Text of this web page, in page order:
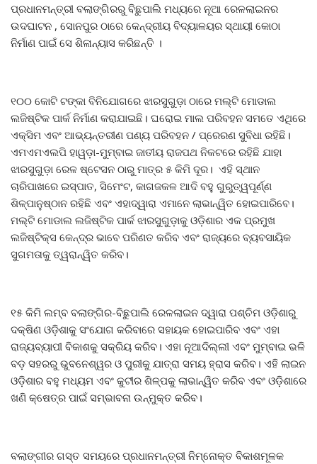
ପ୍ରଧାନମନ୍ତ୍ରୀ ବଲାଙ୍ଗିରରୁ ବିଛୁପାଲି ମଧ୍ୟରେ ନୂଆ ରେଳଲାଇନର
ଉଦଘାଟନ , ସୋନପୁର ଠାରେ କେନ୍ଦ୍ରୀୟ ବିଦ୍ୟାଳୟର ସ୍ଥାୟୀ କୋଠା
ନିର୍ମାଣ ପାଇଁ ସେ ଶିଳାନ୍ୟାସ କରିଛନ୍ତି ।
୧୦୦ କୋଟି ଟଙ୍କା ବିନିଯୋଗରେ ଝାରସୁଗୁଡ଼ା ଠାରେ ମଲ୍ଟି ମୋଡାଲ
ଲଜିଷ୍ଟିକ ପାର୍କ ନିର୍ମାଣ କରାଯାଇଛି। ଘରୋଇ ମାଲ ପରିବହନ ସମତେ ଏଥିରେ
ଏକ୍ସିମ ଏବଂ ଆଭ୍ୟନ୍ତରୀଣ ପଣ୍ୟ ପରିବହନ / ପ୍ରେରଣ ସୁବିଧା ରହିଛି।
ଏମଏମଏଲପି ହାୱଡ଼ା-ମୁମ୍ବାଇ ଜାତୀୟ ରାଜପଥ ନିକଟରେ ରହିଛି ଯାହା
ଝାରସୁଗୁଡ଼ା ରେଳ ଷ୍ଟେସନ ଠାରୁ ମାତ୍ର ୫ କିମି ଦୂର। ଏହି ସ୍ଥାନ
ଚାରିପାଖରେ ଇସ୍ପାତ, ସିମେଂଟ, କାଗଜକଳ ଆଦି ବହୁ ଗୁରୁତ୍ୱପୂର୍ଣ୍ଣ
ଶିଳ୍ପାନୁଷ୍ଠାନ ରହିଛି ଏବଂ ଏହାଦ୍ୱାରା ଏମାନେ ଲାଭାନ୍ୱିତ ହୋଇପାରିବେ।
ମଲ୍ଟି ମୋଡାଲ ଲଜିଷ୍ଟିକ ପାର୍କ ଝାରସୁଗୁଡ଼ାକୁ ଓଡ଼ିଶାର ଏକ ପ୍ରମୁଖ
ଲଜିଷ୍ଟିକ୍ସ କେନ୍ଦ୍ର ଭାବେ ପରିଣତ କରିବ ଏବଂ ରାଜ୍ୟରେ ବ୍ୟବସାୟିକ
ସୁଗମତାକୁ ତ୍ୱରାନ୍ୱିତ କରିବ।
୧୫ କିମି ଲମ୍ବ ବଲାଙ୍ଗିର-ବିଛୁପାଲି ରେଳଲାଇନ ଦ୍ୱାରା ପଶ୍ଚିମ ଓଡ଼ିଶାରୁ
ଦକ୍ଷିଣ ଓଡ଼ିଶାକୁ ସଂଯୋଗ କରିବାରେ ସହାୟକ ହୋଇପାରିବ ଏବଂ ଏହା
ରାଜ୍ୟବ୍ୟାପୀ ବିକାଶକୁ ସକ୍ରିୟ କରିବ। ଏହା ନୂଆଦିଲ୍ଲୀ ଏବଂ ମୁମ୍ବାଇ ଭଳି
ବଡ଼ ସହରରୁ ଭୁବନେଶ୍ୱର ଓ ପୁରୀକୁ ଯାତ୍ରା ସମୟ ହ୍ରାସ କରିବ। ଏହି ଲାଇନ
ଓଡ଼ିଶାର ବହୁ ମଧ୍ୟମ ଏବଂ କୁଟୀର ଶିଳ୍ପକୁ ଲାଭାନ୍ୱିତ କରିବ ଏବଂ ଓଡ଼ିଶାରେ
ଖଣି କ୍ଷେତ୍ର ପାଇଁ ସମ୍ଭାବନା ଉନ୍ମୁକ୍ତ କରିବ।
ବଲାଙ୍ଗୀର ଗସ୍ତ ସମୟରେ ପ୍ରଧାନମନ୍ତ୍ରୀ ନିମ୍ନୋକ୍ତ ବିକାଶମୂଳକ